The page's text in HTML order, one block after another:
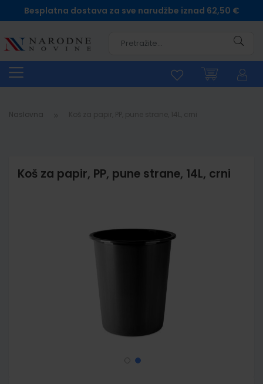
Besplatna dostava za sve narudžbe iznad 62,50 €
Naslovna
Koš za papir, PP, pune strane, 14L, crni